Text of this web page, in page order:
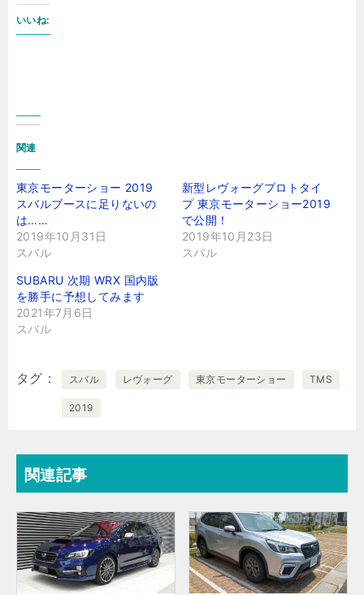
いいね:
関連
東京モーターショー 2019
スバルブースに足りないの
は……
2019年10月31日
スバル
新型レヴォーグプロトタイ
プ 東京モーターショー2019
で公開！
2019年10月23日
スバル
SUBARU 次期 WRX 国内版
を勝手に予想してみます
2021年7月6日
スバル
タグ スバル レヴォーグ 東京モーターショー TMS
2019
関連記事